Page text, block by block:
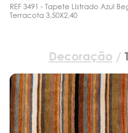
REF 3491 - Tapete Listrado Azul
Terracota 3,50X2,40
Decoração /